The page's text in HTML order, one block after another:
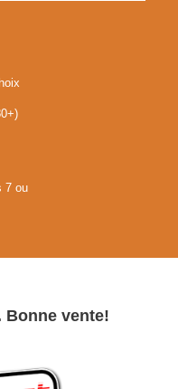
7 ou
Bonne vente!